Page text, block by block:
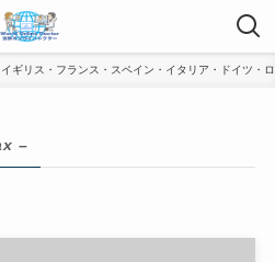
ギリス・フランス・スペイン・イタリア・ドイツ・
–